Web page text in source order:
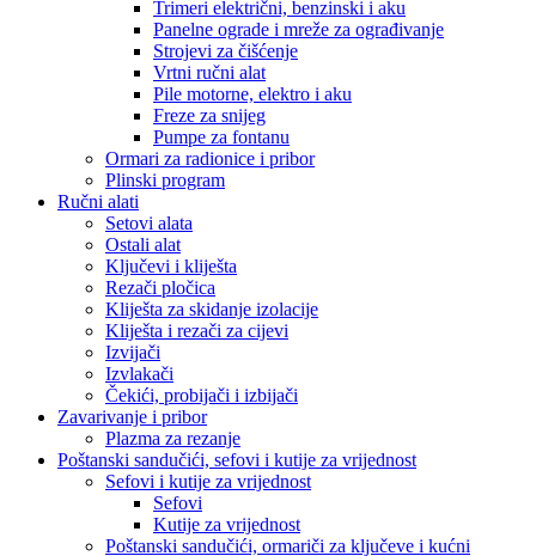
Trimeri električni, benzinski i aku
Panelne ograde i mreže za ograđivanje
Strojevi za čišćenje
Vrtni ručni alat
Pile motorne, elektro i aku
Freze za snijeg
Pumpe za fontanu
Ormari za radionice i pribor
Plinski program
Ručni alati
Setovi alata
Ostali alat
Ključevi i kliješta
Rezači pločica
Kliješta za skidanje izolacije
Kliješta i rezači za cijevi
Izvijači
Izvlakači
Čekići, probijači i izbijači
Zavarivanje i pribor
Plazma za rezanje
Poštanski sandučići, sefovi i kutije za vrijednost
Sefovi i kutije za vrijednost
Sefovi
Kutije za vrijednost
Poštanski sandučići, ormariči za ključeve i kućni